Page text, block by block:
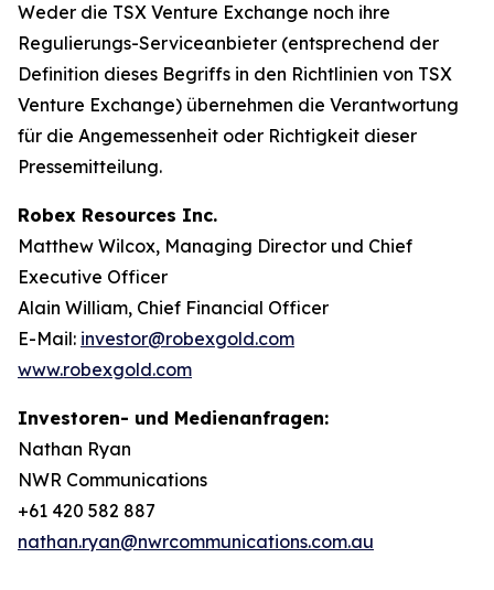
Weder die TSX Venture Exchange noch ihre
Regulierungs-Serviceanbieter (entsprechend der
Definition dieses Begriffs in den Richtlinien von TSX
Venture Exchange) übernehmen die Verantwortung
für die Angemessenheit oder Richtigkeit dieser
Pressemitteilung.
Robex Resources Inc.
Matthew Wilcox, Managing Director und Chief
Executive Officer
Alain William, Chief Financial Officer
E-Mail: investor@robexgold.com
www.robexgold.com
Investoren- und Medienanfragen:
Nathan Ryan
NWR Communications
+61 420 582 887
nathan.ryan@nwrcommunications.com.au